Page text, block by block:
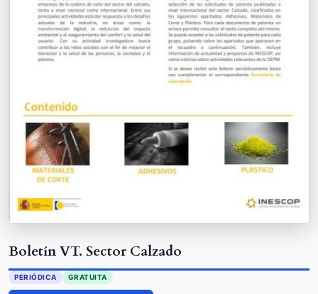
Boletín VT. Sector Calzado
PERIÓDICA GRATUITA